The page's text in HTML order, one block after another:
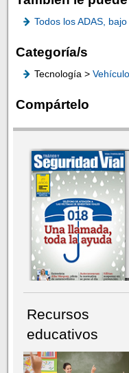
Todos los ADAS,
Categoría/s
Tecnología >
Compártelo
Recursos
educativos